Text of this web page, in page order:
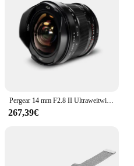
Pergear 14 mm F2.8 II Ultraweitwinkel-Handobjektiv, Vollformat, L-Mount, Sony E-Mount, Nikon Z-Mount, Canon RF-Mount, spiegellose Kamera
267,39€